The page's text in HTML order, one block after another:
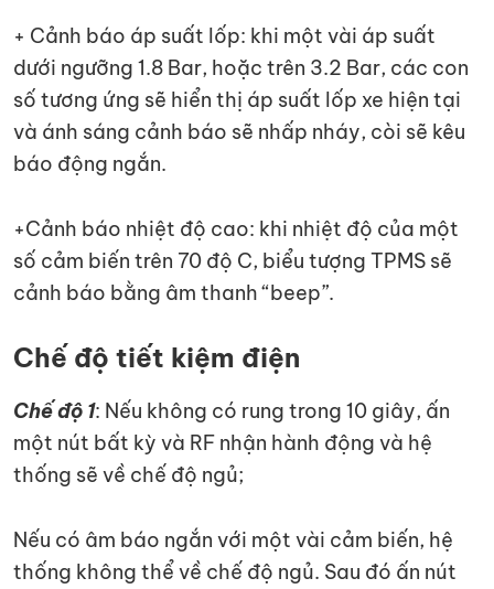
+ Cảnh báo áp suất lốp: khi một vài áp suất
dưới ngưỡng 1.8 Bar, hoặc trên 3.2 Bar, các con
số tương ứng sẽ hiển thị áp suất lốp xe hiện tại
và ánh sáng cảnh báo sẽ nhấp nháy, còi sẽ kêu
báo động ngắn.
+Cảnh báo nhiệt độ cao: khi nhiệt độ của một
số cảm biến trên 70 độ C, biểu tượng TPMS sẽ
cảnh báo bằng âm thanh “beep”.
Chế độ tiết kiệm điện
Chế độ 1: Nếu không có rung trong 10 giây, ấn
một nút bất kỳ và RF nhận hành động và hệ
thống sẽ về chế độ ngủ;
Nếu có âm báo ngắn với một vài cảm biến, hệ
thống không thể về chế độ ngủ. Sau đó ấn nút